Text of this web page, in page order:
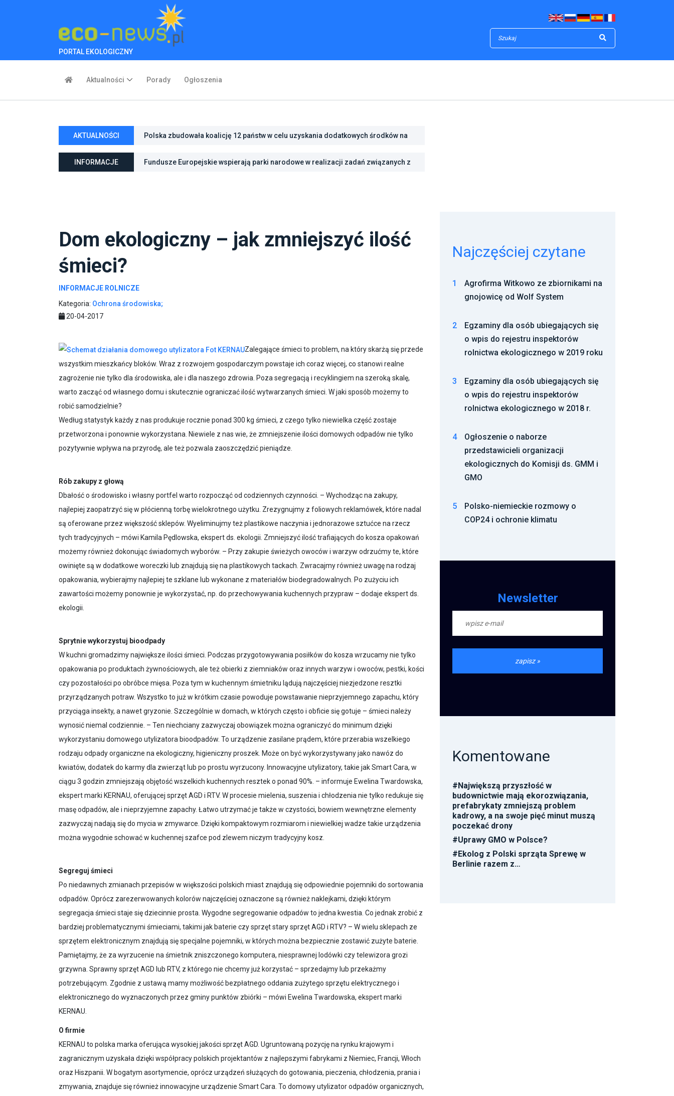
PORTAL EKOLOGICZNY
Aktualności Porady Ogłoszenia
AKTUALNOŚCI Polska zbudowała koalicję 12 państw w celu uzyskania dodatkowych środków na
INFORMACJE
Fundusze Europejskie wspierają parki narodowe w realizacji zadań związanych z
Dom ekologiczny – jak zmniejszyć ilość
śmieci?
INFORMACJE ROLNICZE
Kategoria: Ochrona środowiska;
20-04-2017
Zalegające śmieci to problem, na który skarżą się przede
wszystkim mieszkańcy bloków. Wraz z rozwojem gospodarczym powstaje ich coraz więcej, co stanowi realne
zagrożenie nie tylko dla środowiska, ale i dla naszego zdrowia. Poza segregacją i recyklingiem na szeroką skalę,
warto zacząć od własnego domu i skutecznie ograniczać ilość wytwarzanych śmieci. W jaki sposób możemy to
robić samodzielnie?
Według statystyk każdy z nas produkuje rocznie ponad 300 kg śmieci, z czego tylko niewielka część zostaje
przetworzona i ponownie wykorzystana. Niewiele z nas wie, że zmniejszenie ilości domowych odpadów nie tylko
pozytywnie wpływa na przyrodę, ale też pozwala zaoszczędzić pieniądze.
Rób zakupy z głową
Dbałość o środowisko i własny portfel warto rozpocząć od codziennych czynności. – Wychodząc na zakupy,
najlepiej zaopatrzyć się w płócienną torbę wielokrotnego użytku. Zrezygnujmy z foliowych reklamówek, które nadal
są oferowane przez większość sklepów. Wyeliminujmy też plastikowe naczynia i jednorazowe sztućce na rzecz
tych tradycyjnych – mówi Kamila Pędlowska, ekspert ds. ekologii. Zmniejszyć ilość trafiających do kosza opakowań
możemy również dokonując świadomych wyborów. – Przy zakupie świeżych owoców i warzyw odrzućmy te, które
owinięte są w dodatkowe woreczki lub znajdują się na plastikowych tackach. Zwracajmy również uwagę na rodzaj
opakowania, wybierajmy najlepiej te szklane lub wykonane z materiałów biodegradowalnych. Po zużyciu ich
zawartości możemy ponownie je wykorzystać, np. do przechowywania kuchennych przypraw – dodaje ekspert ds.
ekologii.
Sprytnie wykorzystuj bioodpady
W kuchni gromadzimy największe ilości śmieci. Podczas przygotowywania posiłków do kosza wrzucamy nie tylko
opakowania po produktach żywnościowych, ale też obierki z ziemniaków oraz innych warzyw i owoców, pestki, kości
czy pozostałości po obróbce mięsa. Poza tym w kuchennym śmietniku lądują najczęściej niezjedzone resztki
przyrządzanych potraw. Wszystko to już w krótkim czasie powoduje powstawanie nieprzyjemnego zapachu, który
przyciąga insekty, a nawet gryzonie. Szczególnie w domach, w których często i obficie się gotuje – śmieci należy
wynosić niemal codziennie. – Ten niechciany zazwyczaj obowiązek można ograniczyć do minimum dzięki
wykorzystaniu domowego utylizatora bioodpadów. To urządzenie zasilane prądem, które przerabia wszelkiego
rodzaju odpady organiczne na ekologiczny, higieniczny proszek. Może on być wykorzystywany jako nawóz do
kwiatów, dodatek do karmy dla zwierząt lub po prostu wyrzucony. Innowacyjne utylizatory, takie jak Smart Cara, w
ciągu 3 godzin zmniejszają objętość wszelkich kuchennych resztek o ponad 90%. – informuje Ewelina Twardowska,
ekspert marki KERNAU, oferującej sprzęt AGD i RTV. W procesie mielenia, suszenia i chłodzenia nie tylko redukuje się
masę odpadów, ale i nieprzyjemne zapachy. Łatwo utrzymać je także w czystości, bowiem wewnętrzne elementy
zazwyczaj nadają się do mycia w zmywarce. Dzięki kompaktowym rozmiarom i niewielkiej wadze takie urządzenia
można wygodnie schować w kuchennej szafce pod zlewem niczym tradycyjny kosz.
Segreguj śmieci
Po niedawnych zmianach przepisów w większości polskich miast znajdują się odpowiednie pojemniki do sortowania
odpadów. Oprócz zarezerwowanych kolorów najczęściej oznaczone są również naklejkami, dzięki którym
segregacja śmieci staje się dziecinnie prosta. Wygodne segregowanie odpadów to jedna kwestia. Co jednak zrobić z
bardziej problematycznymi śmieciami, takimi jak baterie czy sprzęt stary sprzęt AGD i RTV? – W wielu sklepach ze
sprzętem elektronicznym znajdują się specjalne pojemniki, w których można bezpiecznie zostawić zużyte baterie.
Pamiętajmy, że za wyrzucenie na śmietnik zniszczonego komputera, niesprawnej lodówki czy telewizora grozi
grzywna. Sprawny sprzęt AGD lub RTV, z którego nie chcemy już korzystać – sprzedajmy lub przekażmy
potrzebującym. Zgodnie z ustawą mamy możliwość bezpłatnego oddania zużytego sprzętu elektrycznego i
elektronicznego do wyznaczonych przez gminy punktów zbiórki – mówi Ewelina Twardowska, ekspert marki
KERNAU.
O firmie
KERNAU to polska marka oferująca wysokiej jakości sprzęt AGD. Ugruntowaną pozycję na rynku krajowym i
zagranicznym uzyskała dzięki współpracy polskich projektantów z najlepszymi fabrykami z Niemiec, Francji, Włoch
oraz Hiszpanii. W bogatym asortymencie, oprócz urządzeń służących do gotowania, pieczenia, chłodzenia, prania i
zmywania, znajduje się również innowacyjne urządzenie Smart Cara. To domowy utylizator odpadów organicznych,
Najczęściej czytane
1
Agrofirma Witkowo ze zbiornikami na
gnojowicę od Wolf System
2
Egzaminy dla osób ubiegających się
o wpis do rejestru inspektorów
rolnictwa ekologicznego w 2019 roku
3
Egzaminy dla osób ubiegających się
o wpis do rejestru inspektorów
rolnictwa ekologicznego w 2018 r.
4
Ogłoszenie o naborze
przedstawicieli organizacji
ekologicznych do Komisji ds. GMM i
GMO
5
Polsko-niemieckie rozmowy o
COP24 i ochronie klimatu
Newsletter
Komentowane
#Największą przyszłość w
budownictwie mają ekorozwiązania,
prefabrykaty zmniejszą problem
kadrowy, a na swoje pięć minut muszą
poczekać drony
#Uprawy GMO w Polsce?
#Ekolog z Polski sprząta Sprewę w
Berlinie razem z…